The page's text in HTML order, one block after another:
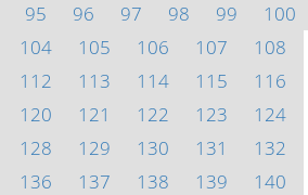
95 96 97 98 99
100
104 105 106 107
108
112 113 114 115
116
120 121 122 123
124
128 129 130 131
132
136 137 138 139
140